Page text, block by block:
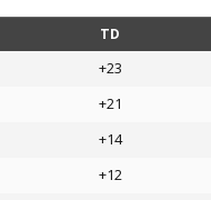
TD
+23
+21
+14
+12